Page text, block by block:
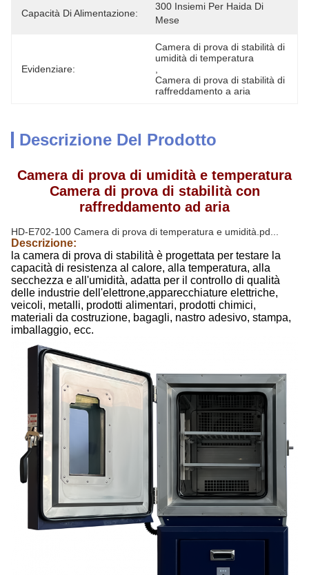
Capacità Di Alimentazione:
300 Insiemi Per Haida Di
Mese
Evidenziare:
Camera di prova di stabilità di
umidità di temperatura
Camera di prova di stabilità di
raffreddamento a aria
Descrizione Del Prodotto
Camera di prova di umidità e temperatura
Camera di prova di stabilità con
raffreddamento ad aria
HD-E702-100 Camera di prova di temperatura e umidità.pd...
Descrizione:
la camera di prova di stabilità è progettata per testare la
capacità di resistenza al calore, alla temperatura, alla
secchezza e all'umidità, adatta per il controllo di qualità
delle industrie dell'elettrone,apparecchiature elettriche,
veicoli, metalli, prodotti alimentari, prodotti chimici,
materiali da costruzione, bagagli, nastro adesivo, stampa,
imballaggio, ecc.